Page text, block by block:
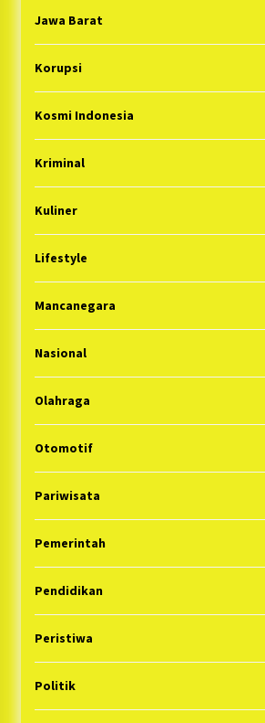
Jawa Barat
Korupsi
Kosmi Indonesia
Kriminal
Kuliner
Lifestyle
Mancanegara
Nasional
Olahraga
Otomotif
Pariwisata
Pemerintah
Pendidikan
Peristiwa
Politik